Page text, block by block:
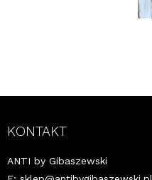
KONTAKT
ANTI by Gibaszewski